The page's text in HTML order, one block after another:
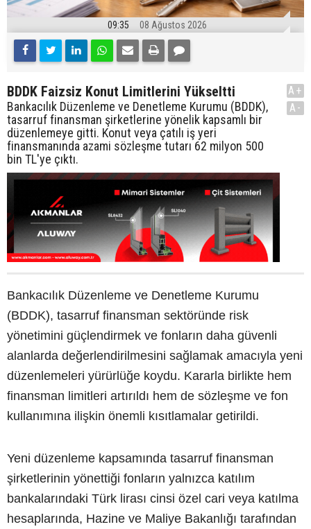
09:35 08 Ağustos 2026
BDDK Faizsiz Konut Limitlerini Yükseltti
Bankacılık Düzenleme ve Denetleme Kurumu (BDDK),
tasarruf finansman şirketlerine yönelik kapsamlı bir
düzenlemeye gitti. Konut veya çatılı iş yeri
finansmanında azami sözleşme tutarı 62 milyon 500
bin TL'ye çıktı.
A+
A-
Bankacılık Düzenleme ve Denetleme Kurumu
(BDDK), tasarruf finansman sektöründe risk
yönetimini güçlendirmek ve fonların daha güvenli
alanlarda değerlendirilmesini sağlamak amacıyla yeni
düzenlemeleri yürürlüğe koydu. Kararla birlikte hem
finansman limitleri artırıldı hem de sözleşme ve fon
kullanımına ilişkin önemli kısıtlamalar getirildi.
Yeni düzenleme kapsamında tasarruf finansman
şirketlerinin yönettiği fonların yalnızca katılım
bankalarındaki Türk lirası cinsi özel cari veya katılma
hesaplarında, Hazine ve Maliye Bakanlığı tarafından